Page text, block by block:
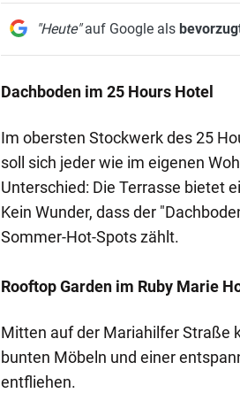
"Heute"auf Google als
Dachboden im 25 Hours Hotel
Im obersten Stockwerk des 25
soll sich jeder wie im eigenen
Unterschied: Die Terrasse bietet
Kein Wunder, dass der
Sommer-Hot-Spots zählt.
Rooftop Garden im Ruby Marie
Mitten auf der Mariahilfer Straße
bunten Möbeln und einer
entfliehen.